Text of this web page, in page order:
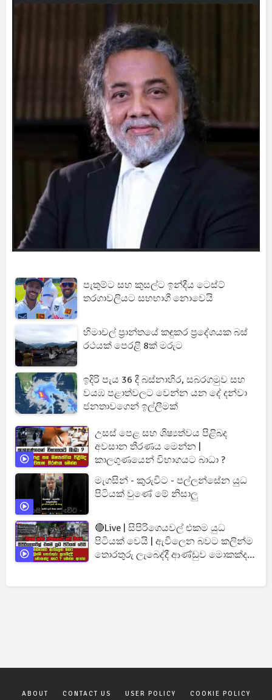
පැතුම්ට සහ කුසල්ට ඉන්දීය ටෙස්ට්
තරගාවලියට සහභාගී නොවෙයි
හිමාචල් ප්‍රාන්තයේ කඳුකර ප්‍රදේශයක බස්
රථයක් පෙරළී 8ක් මරුට
ඉදිරි පැය 36 දී බස්නාහිර, සබරගමුව සහ
වයඹ පළාත්වලට වෙන්න යන දේ දන්වා
ජනතාවගෙන් ඉල්ලීමක්
උසස් පෙළ සහ ශිෂ්‍යත්වය පිළිබද
අවසාන තීරණය මෙන්න |
කාලගුණයෙන් විභාගයට බාධා ?
මැගසින් - කුරුවිට - පල්ලන්සේන යුධ
පිටියක් වුණේ මේ නිසාලු
🔴Live | සිපිරිගෙයවල් එකම යුධ
පිටියක් වෙයි | ඇවිලෙන බවට කලින්ම
තොරතුරු ලැබෙද්දී ආණ්ඩුව මොකක්ද
ABOUT CONTACT US USER POLICY COOKIE POLICY